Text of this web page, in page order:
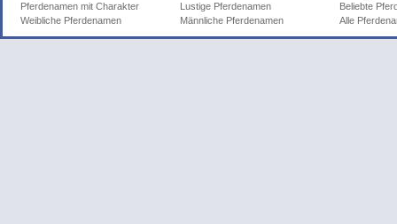
Pferdenamen mit Charakter
Lustige Pferdenamen
Beliebte
Weibliche Pferdenamen
Männliche Pferdenamen Alle